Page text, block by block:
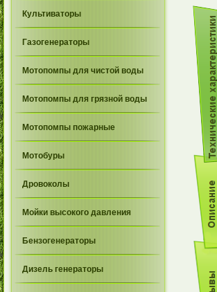
Культиваторы
Газогенераторы
Мотопомпы для чистой воды
Мотопомпы для грязной воды
Мотопомпы пожарные
Мотобуры
Дровоколы
Мойки высокого давления
Бензогенераторы
Дизель генераторы